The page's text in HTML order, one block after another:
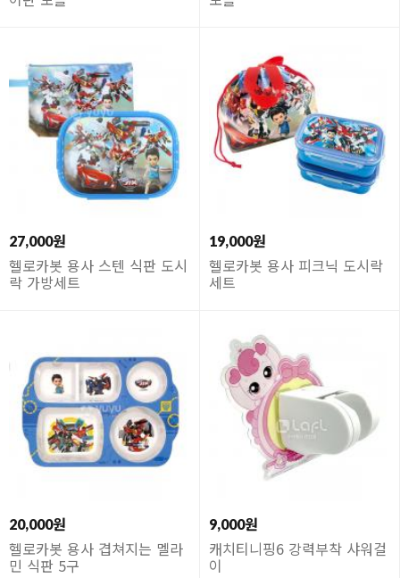
27,000원
헬로카봇 용사 스텐 식판 도시
락 가방세트
19,000원
헬로카봇 용사 피크닉 도시락
세트
20,000원
헬로카봇 용사 겹쳐지는 멜라
민 식판 5구
9,000원
캐치티니핑6 강력부착 샤워걸
이